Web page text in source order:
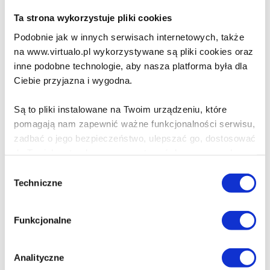
Ta strona wykorzystuje pliki cookies
Podobnie jak w innych serwisach internetowych, także
na www.virtualo.pl wykorzystywane są pliki cookies oraz
inne podobne technologie, aby nasza platforma była dla
Ciebie przyjazna i wygodna.
Są to pliki instalowane na Twoim urządzeniu, które
pomagają nam zapewnić ważne funkcjonalności serwisu,
zadbać o jego bezpieczeństwo, ulepszać go, dostosować
Poza plikami, które są nam niezbędne do prawidłowego
i bezpiecznego działania serwisu - są także takie, które
wymagają Twojej zgody.
Każda udzielona zgoda poprawi Twoje doświadczenia
zgody
Techniczne
Funkcjonalne
Analityczne
Zaczernienie
Marian Baczal
Do koszyka Na prezent
Piasek i dym
55.00 zł